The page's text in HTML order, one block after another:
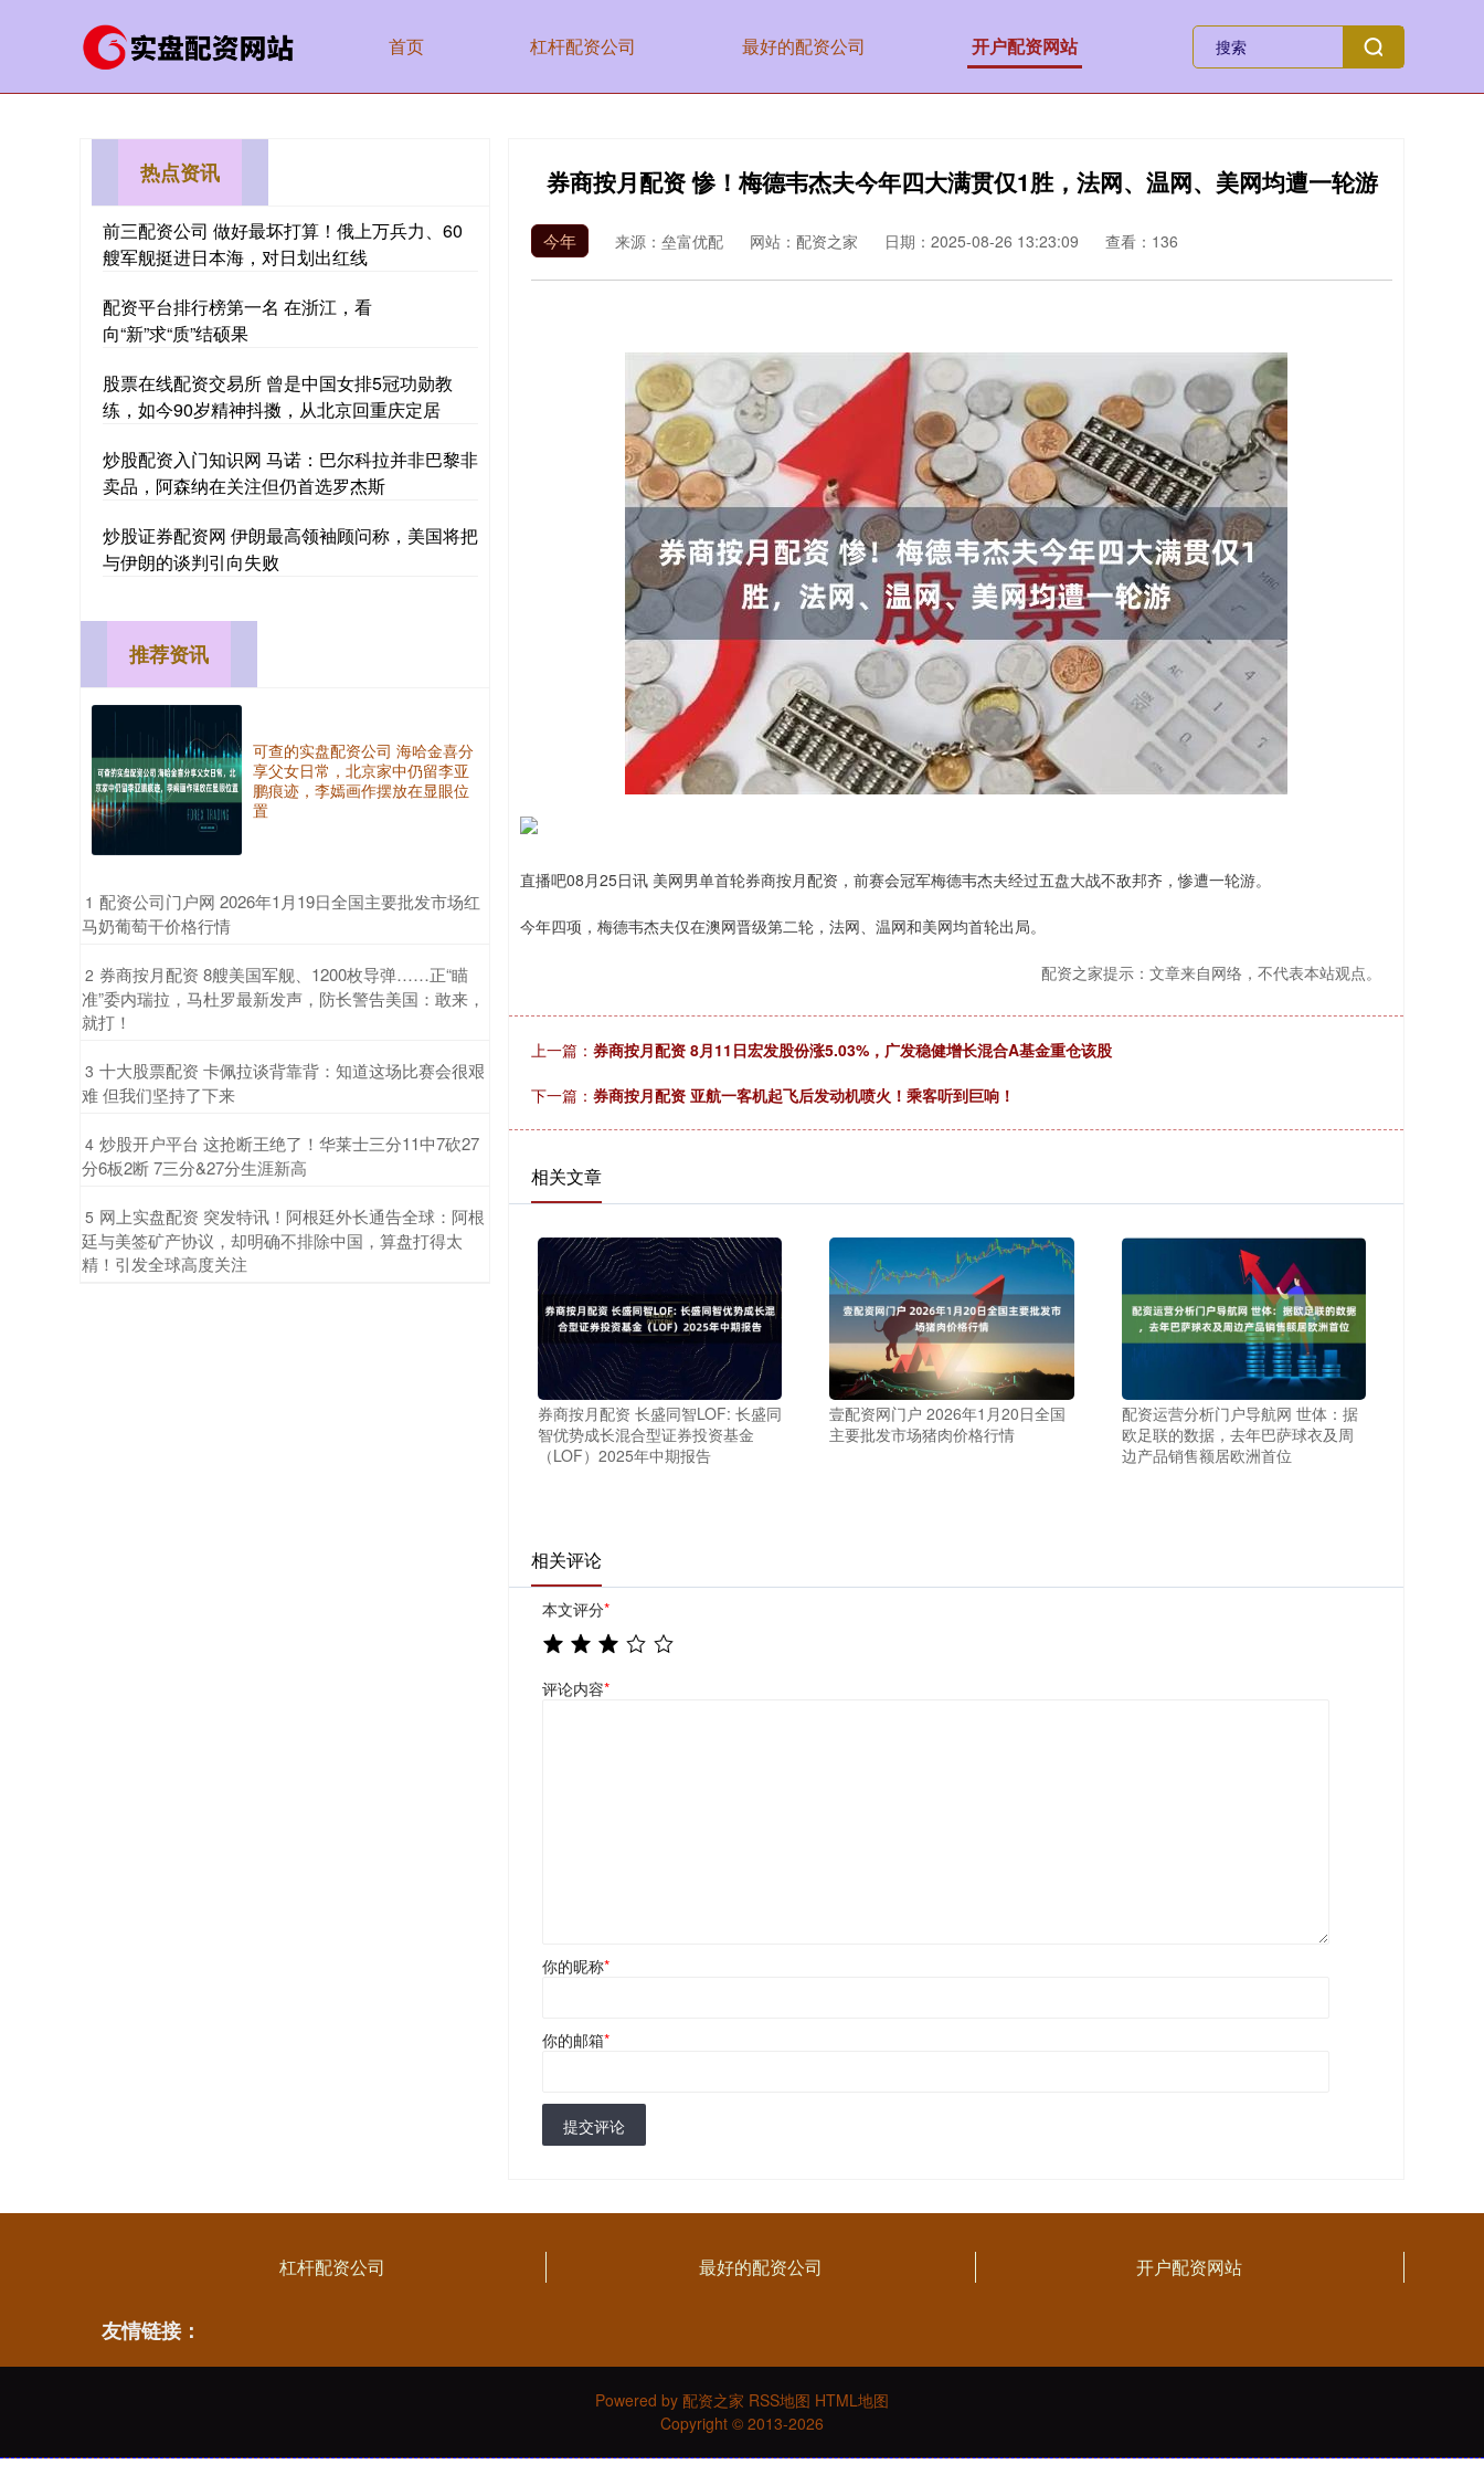
首页 杠杆配资公司 最好的配资公司 开户配资网站
券商按月配资 惨！梅德韦杰夫今年四大满贯仅1胜，法网、温网、美网均遭一轮游
今年 来源：垒富优配 网站：配资之家 日期：2025-08-26 13:23:09 查看：136
直播吧08月25日讯 美网男单首轮券商按月配资，前赛会冠军梅德韦杰夫经过五盘大战不敌邦齐，惨遭一轮游。
今年四项，梅德韦杰夫仅在澳网晋级第二轮，法网、温网和美网均首轮出局。
配资之家提示：文章来自网络，不代表本站观点。
上一篇： 券商按月配资 8月11日宏发股份涨5.03%，广发稳健增长混合A基金重仓该股
下一篇： 券商按月配资 亚航一客机起飞后发动机喷火！乘客听到巨响！
相关文章
券商按月配资 长盛同智LOF: 长盛同
智优势成长混合型证券投资基金
（LOF）2025年中期报告
壹配资网门户 2026年1月20日全国
主要批发市场猪肉价格行情
配资运营分析门户导航网 世体：据
欧足联的数据，去年巴萨球衣及周
边产品销售额居欧洲首位
相关评论
本文评分*
评论内容*
你的昵称*
你的邮箱*
提交评论
热点资讯
前三配资公司 做好最坏打算！俄上万兵力、60
艘军舰挺进日本海，对日划出红线
配资平台排行榜第一名 在浙江，看
向“新”求“质”结硕果
股票在线配资交易所 曾是中国女排5冠功勋教
练，如今90岁精神抖擞，从北京回重庆定居
炒股配资入门知识网 马诺：巴尔科拉并非巴黎非
卖品，阿森纳在关注但仍首选罗杰斯
炒股证券配资网 伊朗最高领袖顾问称，美国将把
与伊朗的谈判引向失败
推荐资讯
可查的实盘配资公司 海哈金喜分
享父女日常，北京家中仍留李亚
鹏痕迹，李嫣画作摆放在显眼位
置
1 ​配资公司门户网 2026年1月19日全国主要批发市场红
马奶葡萄干价格行情
2 ​券商按月配资 8艘美国军舰、1200枚导弹……正“瞄
准”委内瑞拉，马杜罗最新发声，防长警告美国：敢来，
就打！
3 ​十大股票配资 卡佩拉谈背靠背：知道这场比赛会很艰
难 但我们坚持了下来
4 ​炒股开户平台 这抢断王绝了！华莱士三分11中7砍27
分6板2断 7三分&27分生涯新高
5 ​网上实盘配资 突发特讯！阿根廷外长通告全球：阿根
廷与美签矿产协议，却明确不排除中国，算盘打得太
精！引发全球高度关注
杠杆配资公司 最好的配资公司 开户配资网站
友情链接：
Powered by 配资之家 RSS地图 HTML地图
Copyright © 2013-2026